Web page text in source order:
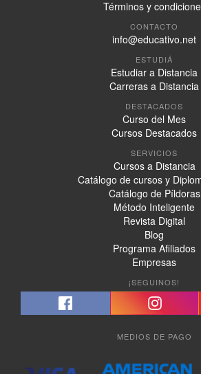
Términos y
CONTACTO
info@educativo.net
ESTUDIÁ
Estudiar a Distancia
Carreras a Distancia
DESTACADOS
Curso del Mes
Cursos Destacados
SERVICIOS
Cursos a Distancia
Catálogo de cursos y
Catálogo de Píldoras
Método Inteligente
Revista Digital
Blog
Programa Afiliados
Empresas
¡SEGUINOS!
MEDIOS DE PAGO